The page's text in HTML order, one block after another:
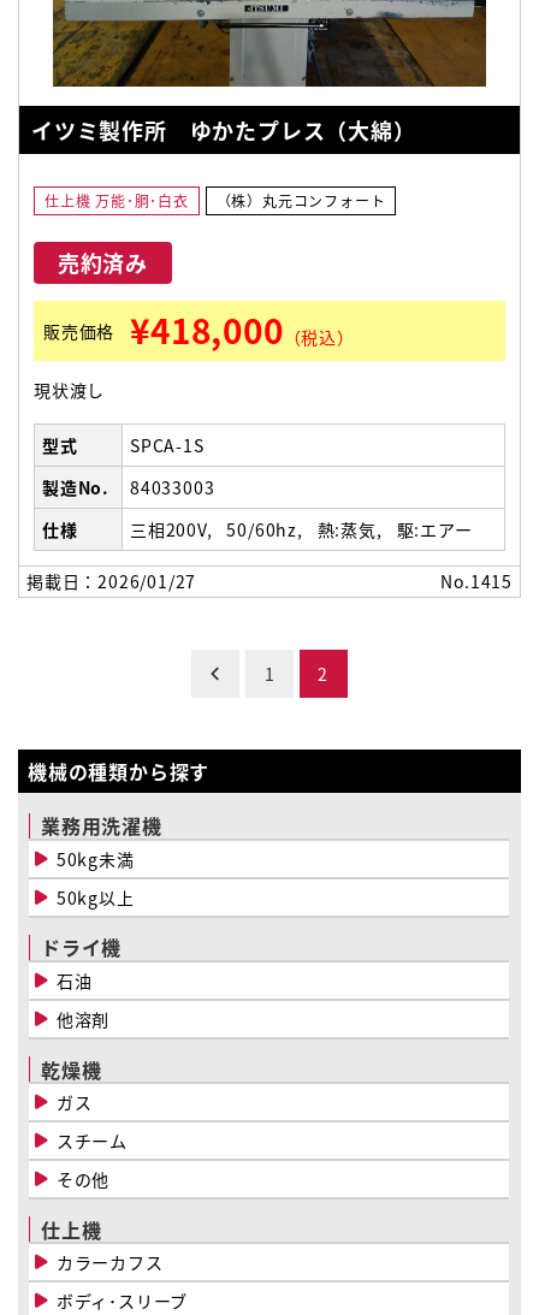
イツミ製作所 ゆかたプレス（大綿）
仕上機 万能･胴･白衣 （株）丸元コンフォート
売約済み
販売価格 ¥418,000 （税込）
現状渡し
型式
SPCA-1S
製造No.
84033003
仕様
三相200V 50/60hz 熱:蒸気 駆:エアー
掲載日：2026/01/27 No.1415
の
ペ
ー
ジ
送
り
1 2
機械の種類から探す
業務用洗濯機
50kg未満
50kg以上
ドライ機
石油
他溶剤
乾燥機
ガス
スチーム
その他
仕上機
カラーカフス
ボディ･スリーブ